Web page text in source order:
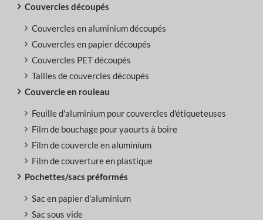
Couvercles découpés
Couvercles en aluminium découpés
Couvercles en papier découpés
Couvercles PET découpés
Tailles de couvercles découpés
Couvercle en rouleau
Feuille d'aluminium pour couvercles d'étiqueteuses
Film de bouchage pour yaourts à boire
Film de couvercle en aluminium
Film de couverture en plastique
Pochettes/sacs préformés
Sac en papier d'aluminium
Sac sous vide